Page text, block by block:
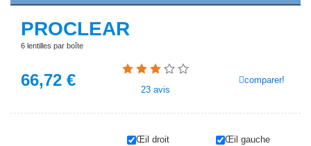
PROCLEAR
6 lentilles par boîte
66,72 €
23avis
comparer!
Œil droit Œil gauche